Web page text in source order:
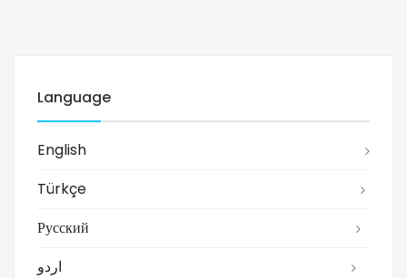
Language
English
Türkçe
Русский
اردو